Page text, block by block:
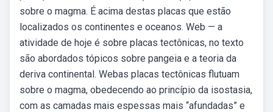
sobre o magma. É acima destas placas que estão
localizados os continentes e oceanos. Web — a
atividade de hoje é sobre placas tectônicas, no texto
são abordados tópicos sobre pangeia e a teoria da
deriva continental. Webas placas tectônicas flutuam
sobre o magma, obedecendo ao princípio da isostasia,
com as camadas mais espessas mais “afundadas” e